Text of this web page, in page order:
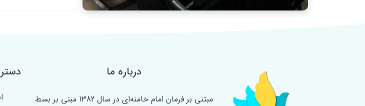
درباره ما
مبتنی بر فرمان امام خامنه‌ای در سال 1382 مبنی بر بسط